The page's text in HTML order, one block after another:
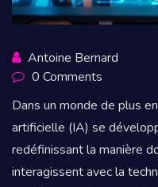
Antoine Bernard
0 Comments
Dans un monde de plus
artificielle (IA) se
redéfinissant la manière
interagissent avec la